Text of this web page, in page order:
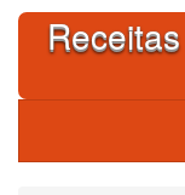
Skip
content